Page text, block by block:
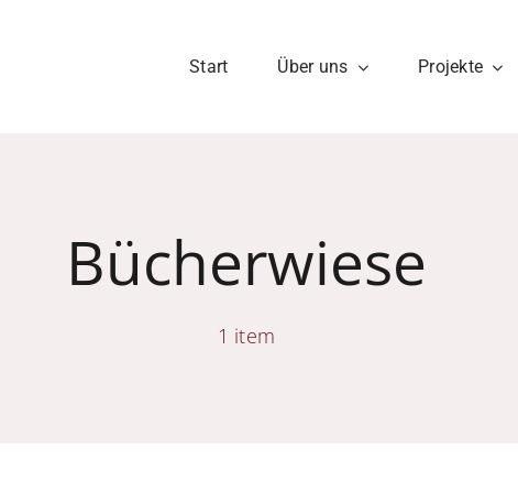
Start Über uns Projekte
Bücherwiese
1 item